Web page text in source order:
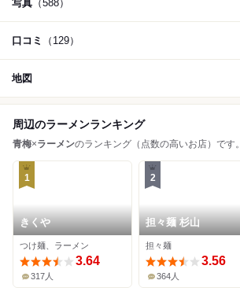
写真 （588）
口コミ （129）
地図
周辺のラーメンランキング
青梅×ラーメンのランキング（点数の高いお店）です。
1
きくや
つけ麺、ラーメン
3.64
317人
2
担々麺 杉山
担々麺
3.56
364人